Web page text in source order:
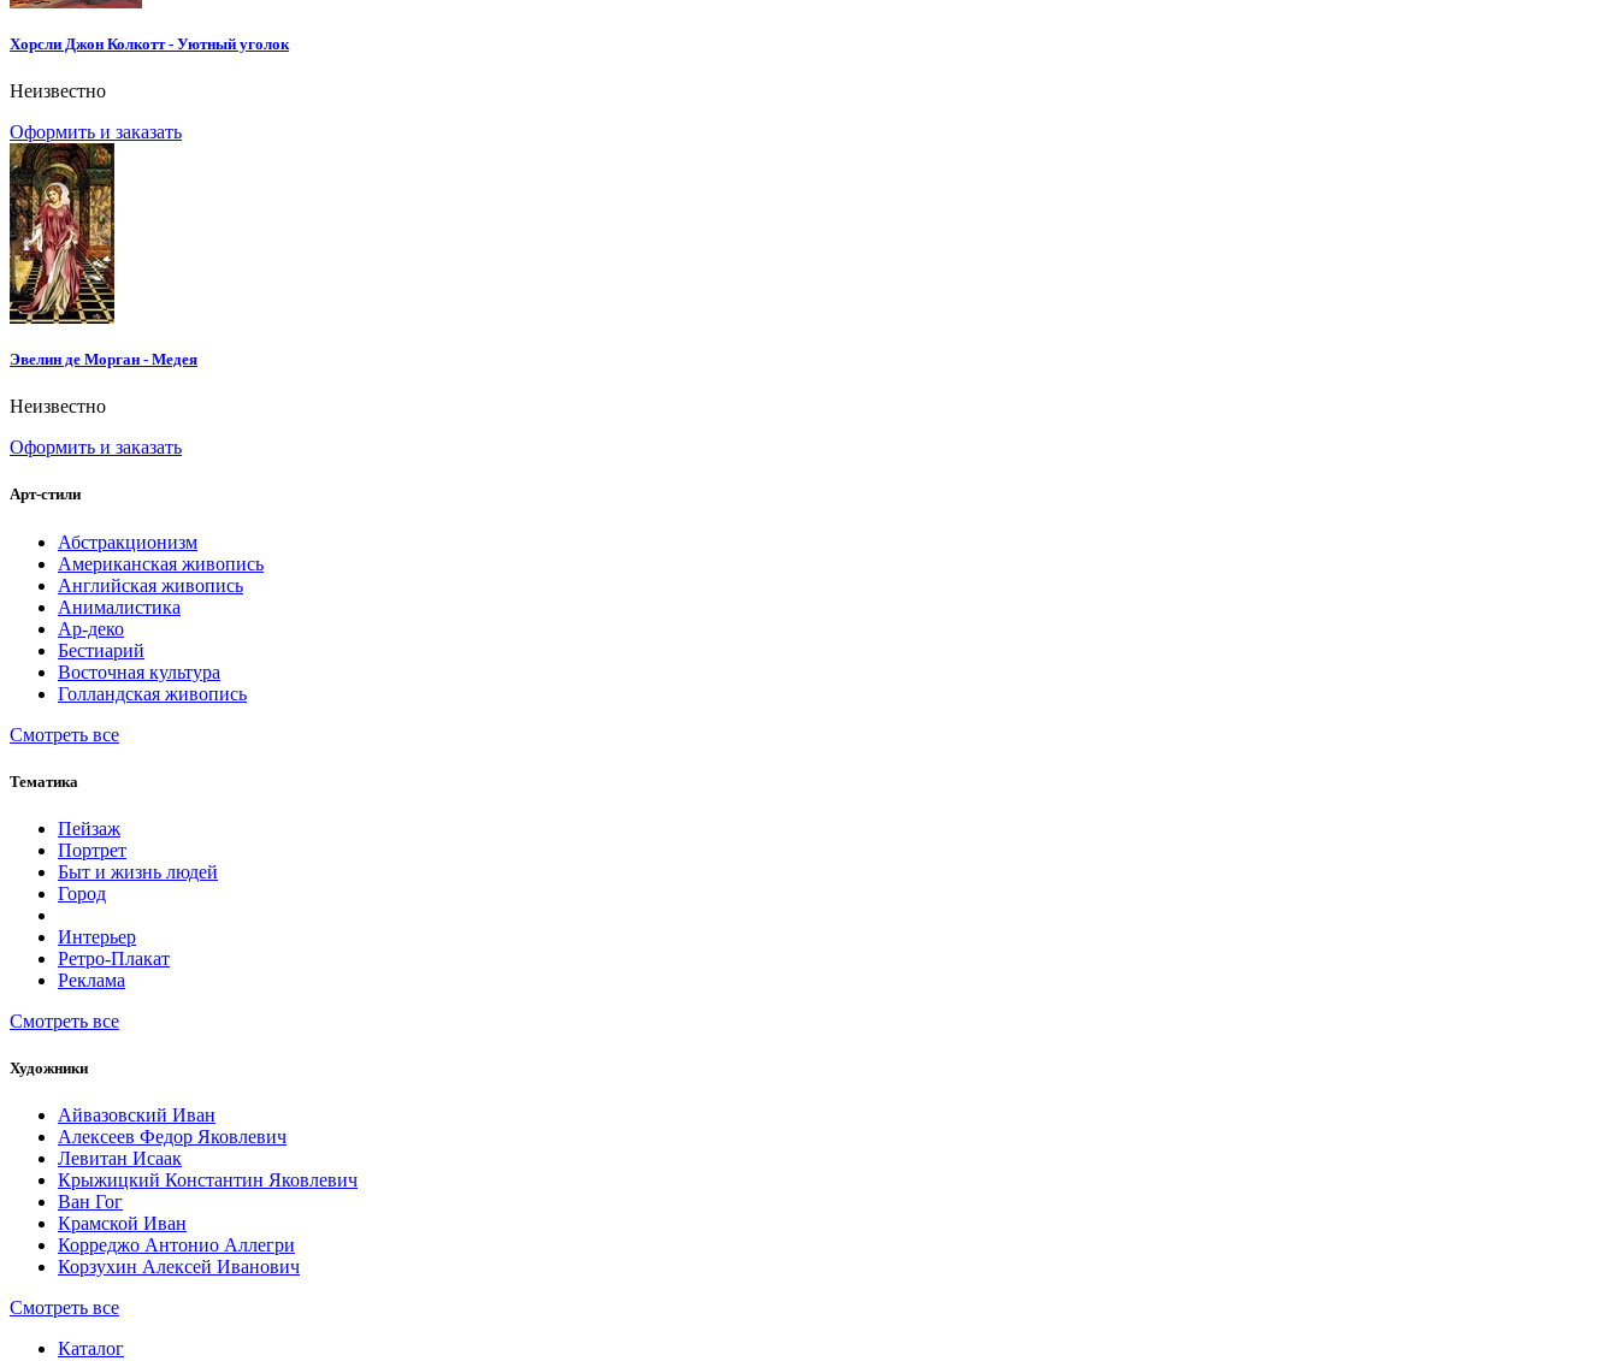
Хорсли Джон Колкотт - Уютный уголок
Неизвестно
Оформить и заказать
Эвелин де Морган - Медея
Неизвестно
Оформить и заказать
Арт-стили
Абстракционизм
Американская живопись
Английская живопись
Анималистика
Ар-деко
Бестиарий
Восточная культура
Голландская живопись
Смотреть все
Тематика
Пейзаж
Портрет
Быт и жизнь людей
Город
Интерьер
Ретро-Плакат
Реклама
Смотреть все
Художники
Айвазовский Иван
Алексеев Федор Яковлевич
Левитан Исаак
Крыжицкий Константин Яковлевич
Ван Гог
Крамской Иван
Корреджо Антонио Аллегри
Корзухин Алексей Иванович
Смотреть все
Каталог